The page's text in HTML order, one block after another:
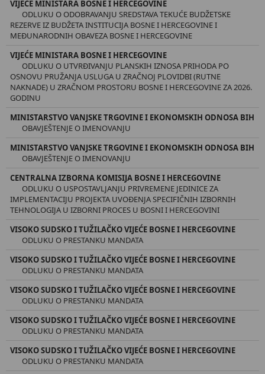
VIJEĆE MINISTARA BOSNE I HERCEGOVINE
ODLUKU O ODOBRAVANJU SREDSTAVA TEKUĆE BUDŽETSKE
REZERVE IZ BUDŽETA INSTITUCIJA BOSNE I HERCEGOVINE I
MEĐUNARODNIH OBAVEZA BOSNE I HERCEGOVINE
VIJEĆE MINISTARA BOSNE I HERCEGOVINE
ODLUKU O UTVRĐIVANJU PLANSKIH IZNOSA PRIHODA PO
OSNOVU PRUŽANJA USLUGA U ZRAČNOJ PLOVIDBI (RUTNE
NAKNADE) U ZRAČNOM PROSTORU BOSNE I HERCEGOVINE ZA 2026.
GODINU
MINISTARSTVO VANJSKE TRGOVINE I EKONOMSKIH ODNOSA BIH
OBAVJEŠTENJE O IMENOVANJU
MINISTARSTVO VANJSKE TRGOVINE I EKONOMSKIH ODNOSA BIH
OBAVJEŠTENJE O IMENOVANJU
CENTRALNA IZBORNA KOMISIJA BOSNE I HERCEGOVINE
ODLUKU O USPOSTAVLJANJU PRIVREMENE JEDINICE ZA
IMPLEMENTACIJU PROJEKTA UVOĐENJA SPECIFIČNIH IZBORNIH
TEHNOLOGIJA U IZBORNI PROCES U BOSNI I HERCEGOVINI
VISOKO SUDSKO I TUŽILAČKO VIJEĆE BOSNE I HERCEGOVINE
ODLUKU O PRESTANKU MANDATA
VISOKO SUDSKO I TUŽILAČKO VIJEĆE BOSNE I HERCEGOVINE
ODLUKU O PRESTANKU MANDATA
VISOKO SUDSKO I TUŽILAČKO VIJEĆE BOSNE I HERCEGOVINE
ODLUKU O PRESTANKU MANDATA
VISOKO SUDSKO I TUŽILAČKO VIJEĆE BOSNE I HERCEGOVINE
ODLUKU O PRESTANKU MANDATA
VISOKO SUDSKO I TUŽILAČKO VIJEĆE BOSNE I HERCEGOVINE
ODLUKU O PRESTANKU MANDATA